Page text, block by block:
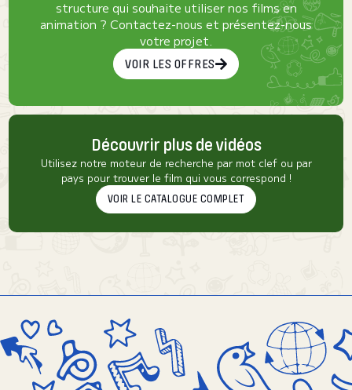
structure qui souhaite utiliser nos films en
animation ? Contactez-nous et présentez-nous
votre projet.
VOIR LES OFFRES
Découvrir plus de vidéos
Utilisez notre moteur de recherche par mot clef ou par
pays pour trouver le film qui vous correspond !
VOIR LE CATALOGUE COMPLET